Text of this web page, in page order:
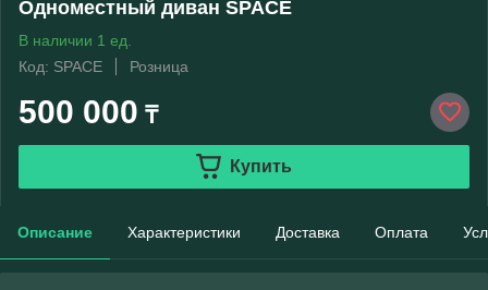
Одноместный диван SPACE
В наличии 1 ед.
Код: SPACE
Розница
500 000 ₸
Купить
Описание Характеристики Доставка Оплата